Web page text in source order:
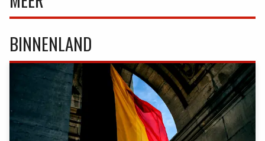
BINNENLAND